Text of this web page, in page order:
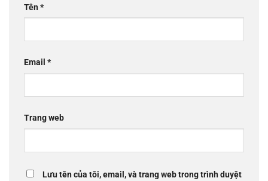
Tên*
Email *
Trang web
Lưu tên của tôi, email, và trang web trong trình duyệt